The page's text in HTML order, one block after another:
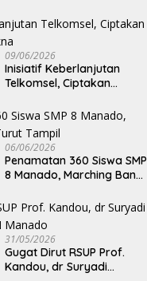
09/06/2026
Inisiatif Keberlanjutan
Telkomsel, Ciptakan
06/06/2026
Penamatan 360 Siswa SMP
8 Manado, Marching Band
31/05/2026
Gugat Dirut RSUP Prof.
Kandou, dr Suryadi